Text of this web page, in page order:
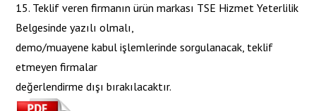
15. Teklif veren firmanın ürün markası TSE Hizmet Yeterlilik
Belgesinde yazılı olmalı,
demo/muayene kabul işlemlerinde sorgulanacak, teklif
etmeyen firmalar
değerlendirme dışı bırakılacaktır.